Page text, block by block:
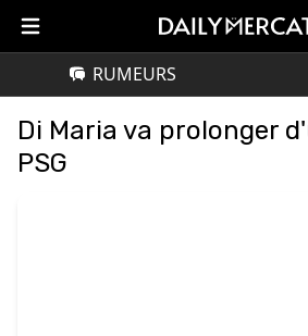
RUMEURS
Di Maria va prolonger
PSG